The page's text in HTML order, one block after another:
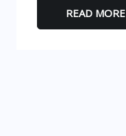
READ MORE